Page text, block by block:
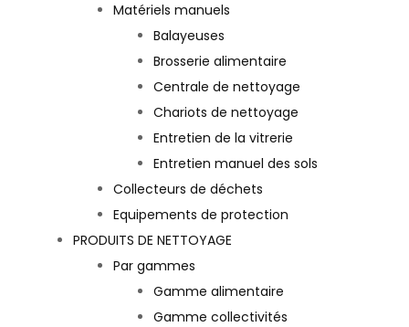
Matériels manuels
Balayeuses
Brosserie alimentaire
Centrale de nettoyage
Chariots de nettoyage
Entretien de la vitrerie
Entretien manuel des sols
Collecteurs de déchets
Equipements de protection
PRODUITS DE NETTOYAGE
Par gammes
Gamme alimentaire
Gamme collectivités